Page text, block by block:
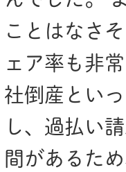
ことはなさ
ェア率も非
社倒産とい
し、過払い
間があるた